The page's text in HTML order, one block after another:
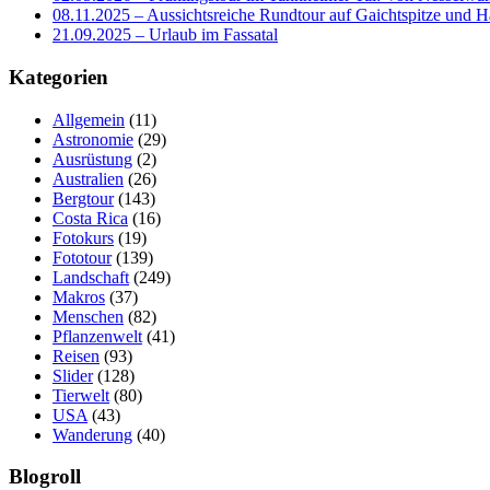
08.11.2025 – Aussichtsreiche Rundtour auf Gaichtspitze und
21.09.2025 – Urlaub im Fassatal
Kategorien
Allgemein (11)
Astronomie (29)
Ausrüstung (2)
Australien (26)
Bergtour(143)
Costa Rica (16)
Fotokurs (19)
Fototour(139)
Landschaft (249)
Makros (37)
Menschen (82)
Pflanzenwelt (41)
Reisen (93)
Slider(128)
Tierwelt (80)
USA (43)
Wanderung (40)
Blogroll